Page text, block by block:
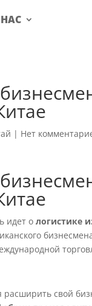
| Нет
идет ологистике
свой